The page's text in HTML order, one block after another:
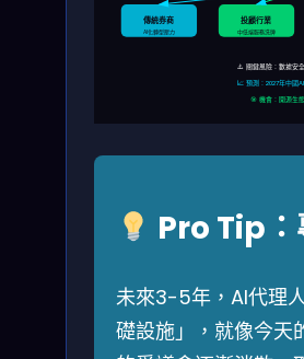
傳統券商
AI化轉型壓力
投顧行業
中低端服務洗牌
⚠️ 關鍵風險：數據安
📈 預測：2027年中國
🎯 機會：開源生
Pro Tip：
未來3-5年，AI代理
礎設施」，就像今天